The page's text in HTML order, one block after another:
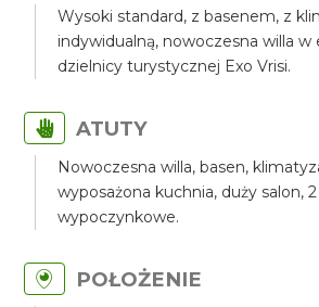
Wysoki standard, z basenem, z
indywidualną, nowoczesna willa w
dzielnicy turystycznej Exo Vrisi.
ATUTY
Nowoczesna willa, basen,
wyposażona kuchnia, duży salon,
wypoczynkowe.
POŁOŻENIE